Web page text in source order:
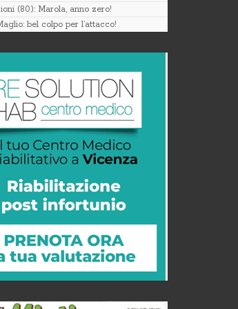
(80): Marola, anno zero!
bel colpo per l’attacco!